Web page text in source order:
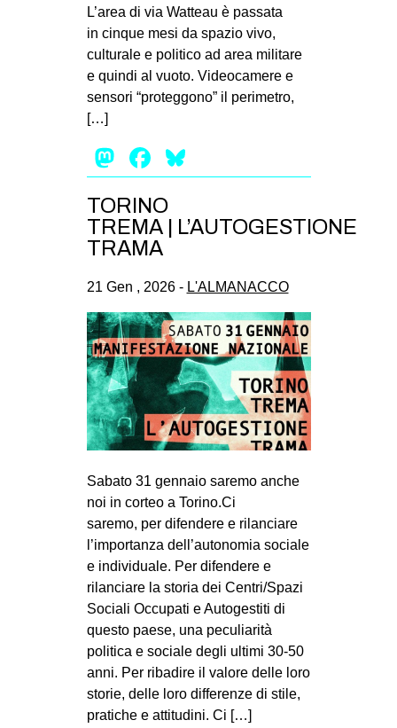
L’area di via Watteau è passata
in cinque mesi da spazio vivo,
culturale e politico ad area militare
e quindi al vuoto. Videocamere e
sensori “proteggono” il perimetro,
[…]
Mastodon
Facebook
TORINO
TREMA | L’AUTOGESTIONE
TRAMA
21 Gen , 2026 - L'ALMANACCO
Sabato 31 gennaio saremo anche
noi in corteo a Torino.Ci
saremo, per difendere e rilanciare
l’importanza dell’autonomia sociale
e individuale. Per difendere e
rilanciare la storia dei Centri/Spazi
Sociali Occupati e Autogestiti di
questo paese, una peculiarità
politica e sociale degli ultimi 30-50
anni. Per ribadire il valore delle loro
storie, delle loro differenze di stile,
pratiche e attitudini. Ci […]